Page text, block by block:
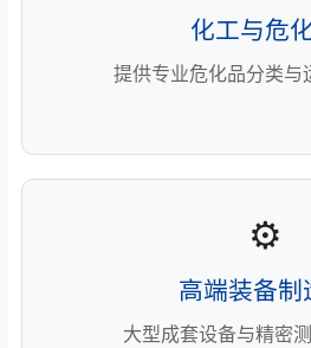
化工与危
提供专业危化品分类与
⚙️
高端装备制
大型成套设备与精密